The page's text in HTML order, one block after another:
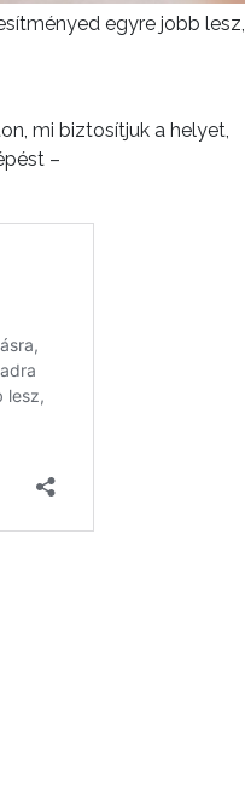
egyre jobb lesz,
mi biztosítjuk a helyet,
–